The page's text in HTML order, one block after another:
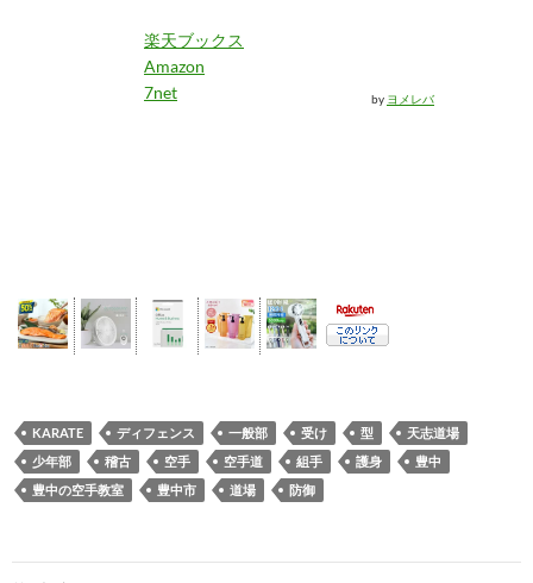
楽天ブックス
Amazon
7net
by ヨメレバ
KARATE ディフェンス 一般部 受け 型
天志道場
少年部
稽古 空手 空手道 組手 護身
豊中
豊中の空手教室
豊中市 道場 防御